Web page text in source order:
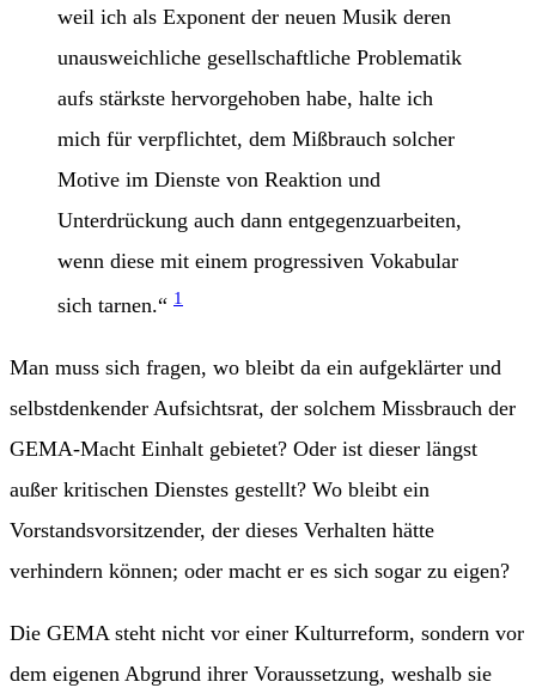
weil ich als Exponent der neuen Musik deren
unausweichliche gesellschaftliche Problematik
aufs stärkste hervorgehoben habe, halte ich
mich für verpflichtet, dem Mißbrauch solcher
Motive im Dienste von Reaktion und
Unterdrückung auch dann entgegenzuarbeiten,
wenn diese mit einem progressiven Vokabular
sich tarnen.“ 1
Man muss sich fragen, wo bleibt da ein aufgeklärter und
selbstdenkender Aufsichtsrat, der solchem Missbrauch der
GEMA-Macht Einhalt gebietet? Oder ist dieser längst
außer kritischen Dienstes gestellt? Wo bleibt ein
Vorstandsvorsitzender, der dieses Verhalten hätte
verhindern können; oder macht er es sich sogar zu eigen?
Die GEMA steht nicht vor einer Kulturreform, sondern vor
dem eigenen Abgrund ihrer Voraussetzung, weshalb sie